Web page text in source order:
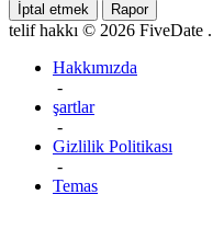
İptal etmek Rapor
telif hakkı © 2026 FiveDate .
Hakkımızda
-
şartlar
-
Gizlilik Politikası
-
Temas